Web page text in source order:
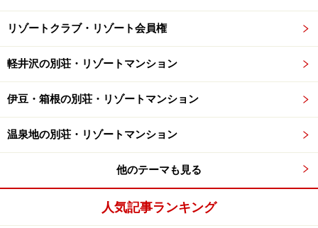
リゾートクラブ・リゾート会員権
軽井沢の別荘・リゾートマンション
伊豆・箱根の別荘・リゾートマンション
温泉地の別荘・リゾートマンション
他のテーマも見る
人気記事ランキング